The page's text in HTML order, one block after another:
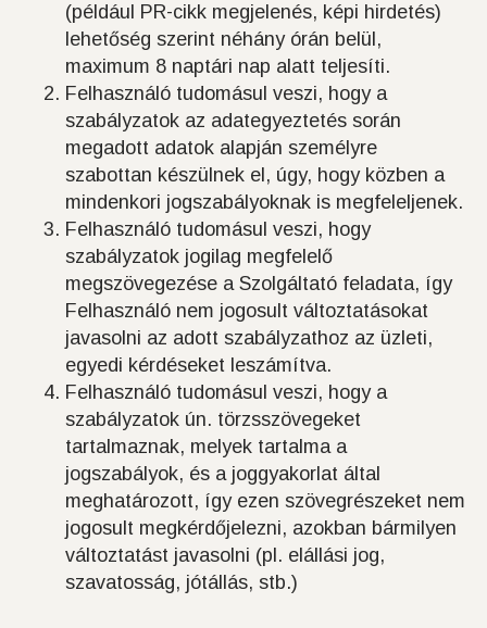
(például PR-cikk megjelenés, képi hirdetés)
lehetőség szerint néhány órán belül,
maximum 8 naptári nap alatt teljesíti.
Felhasználó tudomásul veszi, hogy a
szabályzatok az adategyeztetés során
megadott adatok alapján személyre
szabottan készülnek el, úgy, hogy közben a
mindenkori jogszabályoknak is megfeleljenek.
Felhasználó tudomásul veszi, hogy
szabályzatok jogilag megfelelő
megszövegezése a Szolgáltató feladata, így
Felhasználó nem jogosult változtatásokat
javasolni az adott szabályzathoz az üzleti,
egyedi kérdéseket leszámítva.
Felhasználó tudomásul veszi, hogy a
szabályzatok ún. törzsszövegeket
tartalmaznak, melyek tartalma a
jogszabályok, és a joggyakorlat által
meghatározott, így ezen szövegrészeket nem
jogosult megkérdőjelezni, azokban bármilyen
változtatást javasolni (pl. elállási jog,
szavatosság, jótállás, stb.)